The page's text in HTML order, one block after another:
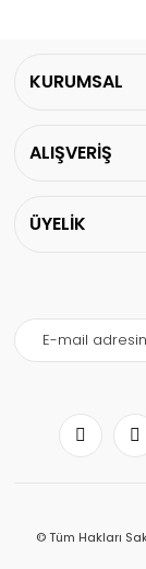
KURUMSAL
ALIŞVERİŞ
ÜYELİK
© Tüm Hakları